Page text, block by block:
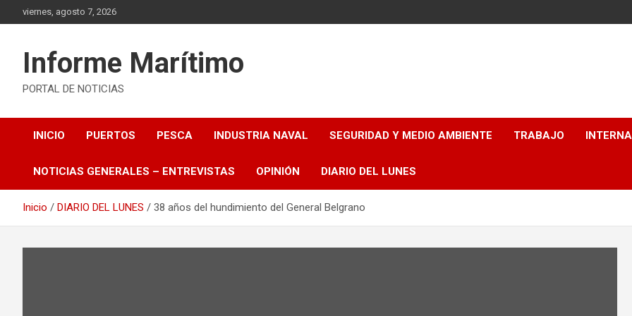
al
viernes, agosto 7, 2026
Informe Marítimo
PORTAL DE NOTICIAS
INICIO PUERTOS PESCA INDUSTRIA NAVAL SEGURIDAD Y MEDIO AMBIENTE TRABAJO
NOTICIAS GENERALES – ENTREVISTAS OPINIÓN DIARIO DEL LUNES
Inicio DIARIO DEL LUNES 38 años del hundimiento del General Belgrano